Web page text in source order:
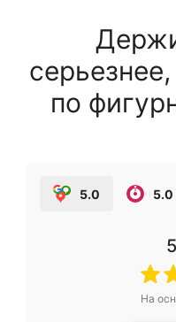
по
5.0 5.0
На